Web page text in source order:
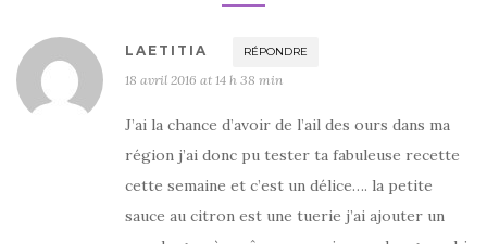
LAETITIA RÉPONDRE
18 avril 2016 at 14 h 38 min
J’ai la chance d’avoir de l’ail des ours dans ma
région j’ai donc pu tester ta fabuleuse recette
cette semaine et c’est un délice…. la petite
sauce au citron est une tuerie j’ai ajouter un